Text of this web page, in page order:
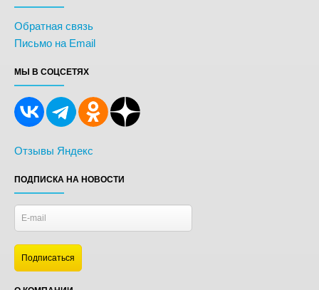
Обратная связь
Письмо на Email
МЫ В СОЦСЕТЯХ
Отзывы Яндекс
ПОДПИСКА НА НОВОСТИ